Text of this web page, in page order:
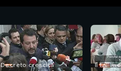
Decreto crescita Il